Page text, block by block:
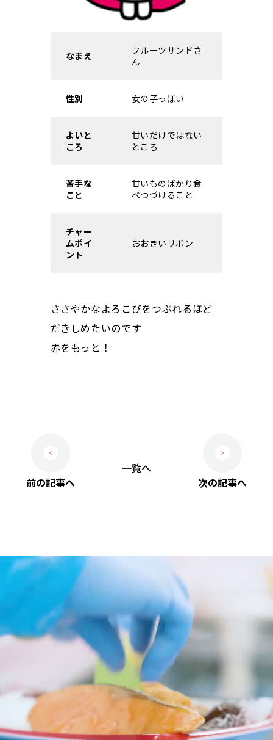
なまえ
フルーツサンドさ
ん
性別 女の子っぽい
よいと
ころ
甘いだけではない
ところ
苦手な
こと
甘いものばかり食
べつづけること
チャー
ムポイ
ント
おおきいリボン
ささやかなよろこびをつぶれるほど
だきしめたいのです
赤をもっと！
一覧へ
前の記事へ
次の記事へ